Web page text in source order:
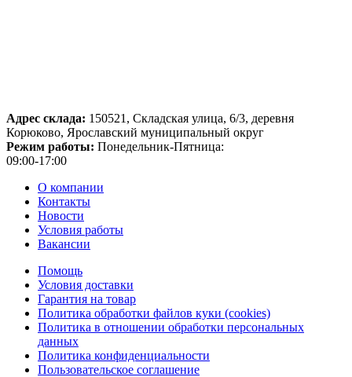
Адрес склада: 150521, Складская улица, 6/3, деревня
Корюково, Ярославский муниципальный округ
Режим работы: Понедельник-Пятница:
09:00-17:00
О компании
Контакты
Новости
Условия работы
Вакансии
Помощь
Условия доставки
Гарантия на товар
Политика обработки файлов куки (cookies)
Политика в отношении обработки персональных
данных
Политика конфиденциальности
Пользовательское соглашение